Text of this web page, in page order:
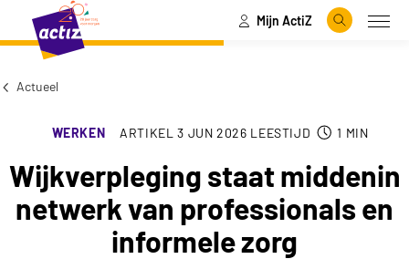
Naar hoofdinhoud
Naar menu Mijn ActiZ
Zoeken
Actueel
WERKEN ARTIKEL 3 JUN 2026 LEESTIJD 1 MIN
Wijkverpleging staat middenin
netwerk van professionals en
informele zorg